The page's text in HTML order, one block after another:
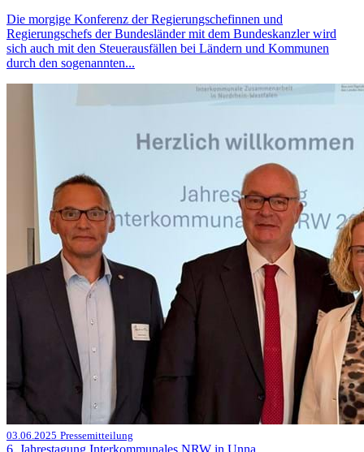
Die morgige Konferenz der Regierungschefinnen und
Regierungschefs der Bundesländer mit dem Bundeskanzler wird
sich auch mit den Steuerausfällen bei Ländern und Kommunen
durch den sogenannten...
03.06.2025 Pressemitteilung